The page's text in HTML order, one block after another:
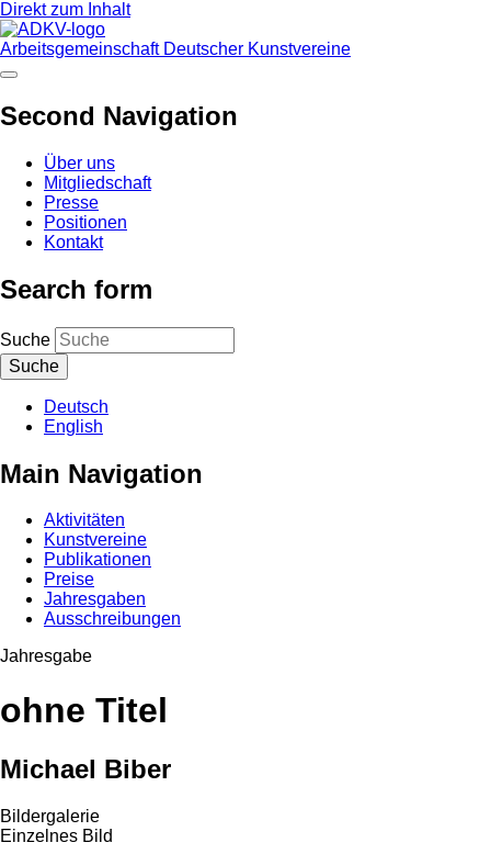
Direkt zum Inhalt
Arbeitsgemeinschaft Deutscher Kunstvereine
Second Navigation
Über uns
Mitgliedschaft
Presse
Positionen
Kontakt
Search form
Suche
Deutsch
English
Main Navigation
Aktivitäten
Kunstvereine
Publikationen
Preise
Jahresgaben
Ausschreibungen
Jahresgabe
ohne Titel
Michael Biber
Bildergalerie
Einzelnes Bild